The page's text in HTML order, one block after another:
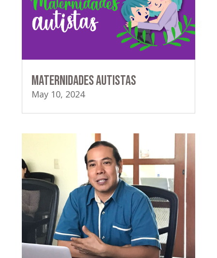
Maternidades autistas
May 10, 2024